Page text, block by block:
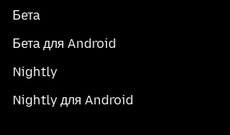
Бета
Бета для Android
Nightly
Nightly для Android